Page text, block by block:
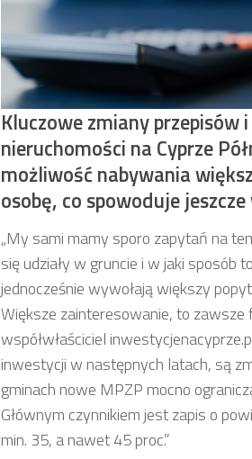
Kluczowe zmiany
nieruchomości na Cyprze
możliwość nabywania
osobę, co spowoduje
„My sami mamy sporo zapytań na
się udziały w gruncie i w jaki sposób
jednocześnie wywołają większy
Większe zainteresowanie, to
współwłaściciel
inwestycji w następnych latach, są
gminach nowe MPZP mocno
Głównym czynnikiem jest zapis o
min. 35, a nawet 45 proc.”